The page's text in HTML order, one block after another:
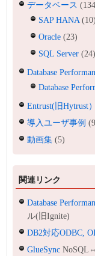
データベース
SAP HANA(10)
Oracle (23)
SQL Server (24)
Database
Database
Entrust(旧Hytrust）
導入ユーザ事例
動画集 (5)
関連リンク
Database
ル(旧Ignite)
DB2対応ODBC,
GlueSync